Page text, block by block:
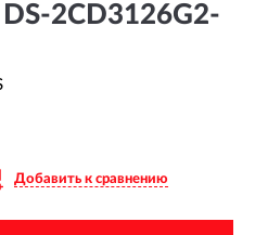
2CD3126G2-
Добавить к сравнению